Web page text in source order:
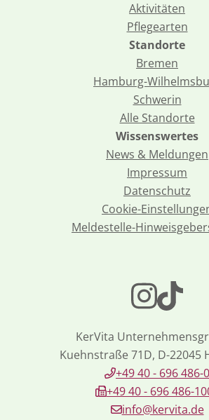
Aktivitäten
Pflegearten
Standorte
Bremen
Hamburg-
Schwerin
Alle Standorte
Wissenswertes
News & Meldungen
Impressum
Datenschutz
Cookie-
Meldestelle-
KerVita
Kuehnstraße 71D, D-22045
+49 40 - 696 486-0
+49 40 - 696 486-
info@kervita.de